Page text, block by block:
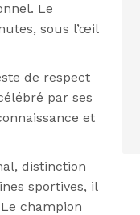
Le
sous l’œil
de respect
par ses
et
distinction
sportives, il
champion